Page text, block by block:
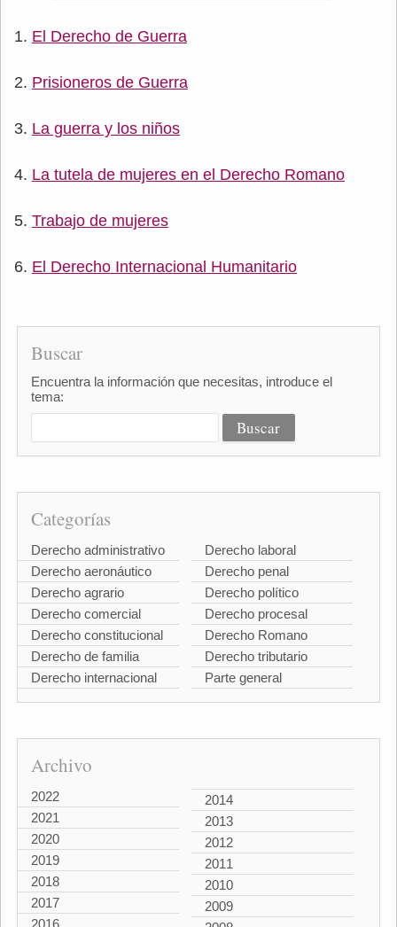
El Derecho de Guerra
Prisioneros de Guerra
La guerra y los niños
La tutela de mujeres en el Derecho Romano
Trabajo de mujeres
El Derecho Internacional Humanitario
Buscar
Encuentra la información que necesitas, introduce el
tema:
Categorías
Derecho administrativo
Derecho aeronáutico
Derecho agrario
Derecho comercial
Derecho constitucional
Derecho de familia
Derecho internacional
Derecho laboral
Derecho penal
Derecho político
Derecho procesal
Derecho Romano
Derecho tributario
Parte general
Archivo
2022
2021
2020
2019
2018
2017
2014
2013
2012
2011
2010
2009